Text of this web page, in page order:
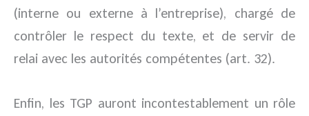
(interne ou externe à l’entreprise), chargé de
contrôler le respect du texte, et de servir de
relai avec les autorités compétentes (art. 32).
Enfin, les TGP auront incontestablement un rôle